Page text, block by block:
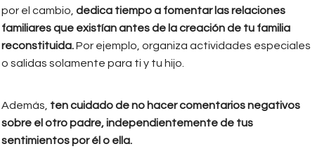
por el cambio, dedica tiempo a fomentar las relaciones
familiares que existían antes de la creación de tu familia
reconstituida.Por ejemplo, organiza actividades especiales
o salidas solamente para ti y tu hijo.
Además, ten cuidado de no hacer comentarios negativos
sobre el otro padre, independientemente de tus
sentimientos por él o ella.